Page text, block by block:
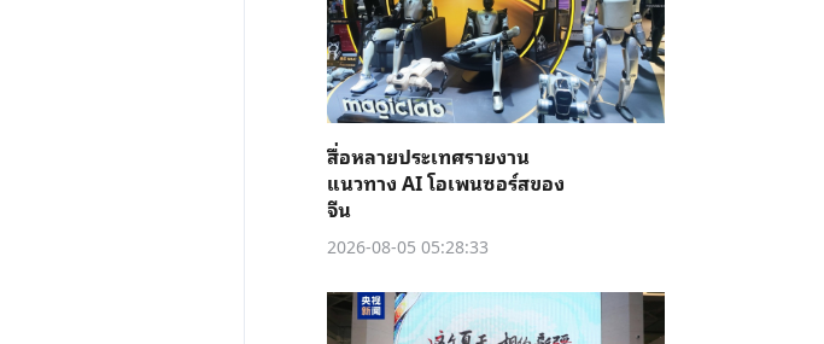
สื่อหลายประเทศรายงาน
แนวทาง AI โอเพนซอร์สของ
จีน
2026-08-05 05:28:33